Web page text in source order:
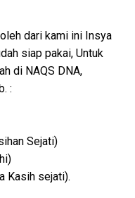
dari kami ini Insya
siap pakai, Untuk
di NAQS DNA,
:
Sejati)
Kasih sejati).